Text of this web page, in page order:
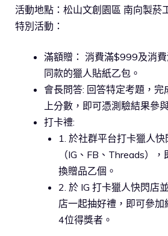
活動地點：松山文創園區 南向製菸
特別活動：
滿額贈： 消費滿$999及消
同款的獵人貼紙乙包。
會長問答: 回答特定考題，
上分數，即可憑測驗結果參
打卡禮:
1. 於社群平台打卡獵人
（IG、FB、Threads）
換贈品乙個。
2. 於 IG 打卡獵人快閃店
店一起抽好禮，即可參
4位得獎者。